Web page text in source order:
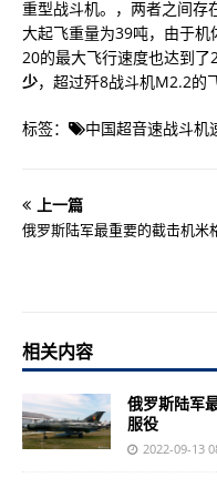
重型战斗机。，两者之间存
大起飞重量为39吨，由于
20的最大飞行速度也达到了
少，超过歼8战斗机M2.2的
标签： 中国超音速战斗机
上一篇
俄罗斯陆军最重要的截击机米
相关内容
俄罗斯陆军
服役
2022-09-13